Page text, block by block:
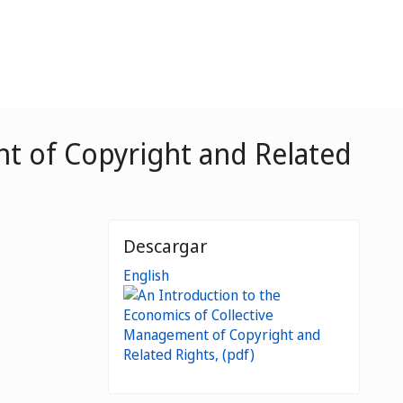
of Copyright and Related
Descargar
English